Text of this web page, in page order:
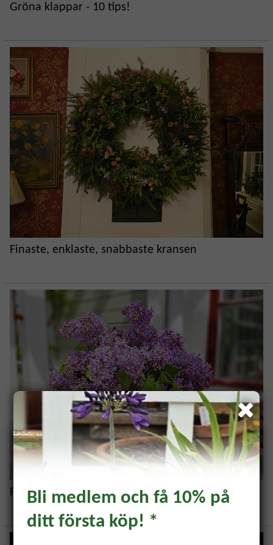
Gröna klappar - 10 tips!
Finaste, enklaste, snabbaste kransen
Få syrener att hålla länge i vas
Prenumerera och få 10%
Bli medlem och få 10% på
ditt första köp! *